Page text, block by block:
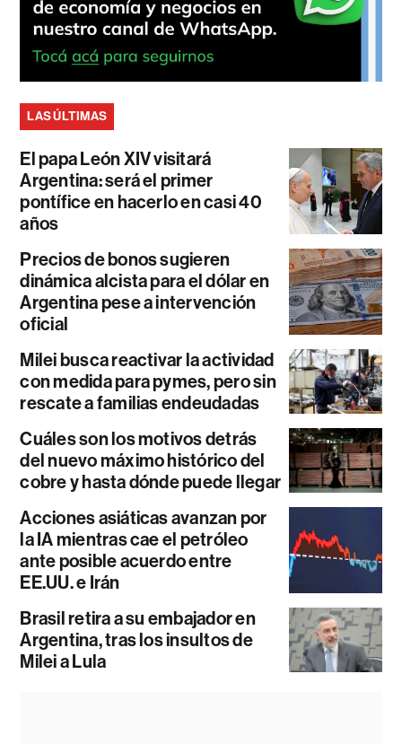
LAS ÚLTIMAS
El papa León XIV visitará
Argentina: será el primer
pontífice en hacerlo en casi 40
años
Precios de bonos sugieren
dinámica alcista para el dólar en
Argentina pese a intervención
oficial
Milei busca reactivar la actividad
con medida para pymes, pero sin
rescate a familias endeudadas
Cuáles son los motivos detrás
del nuevo máximo histórico del
cobre y hasta dónde puede llegar
Acciones asiáticas avanzan por
la IA mientras cae el petróleo
ante posible acuerdo entre
EE.UU. e Irán
Brasil retira a su embajador en
Argentina, tras los insultos de
Milei a Lula